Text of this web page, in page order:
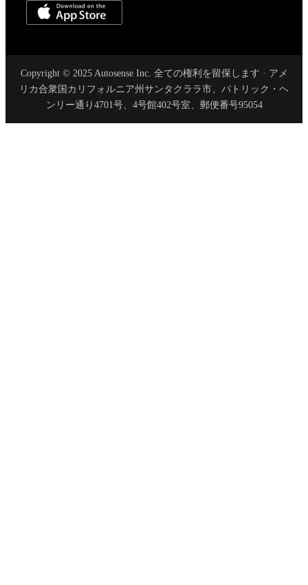
Copyright © 2025 Autosense Inc. 全ての権利を留保します · アメ
リカ合衆国カリフォルニア州サンタクララ市、パトリック・ヘ
ンリー通り4701号、4号館402号室、郵便番号95054